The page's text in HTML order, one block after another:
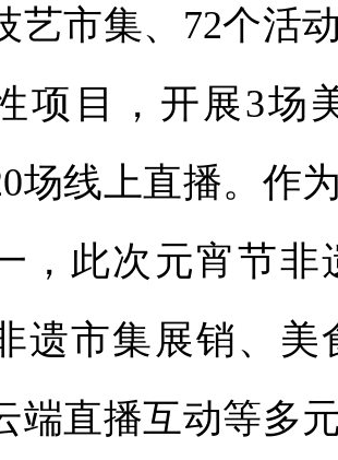
艺市集、72个活
项目，开展3场
场线上直播。作
，此次元宵节
遗市集展销、
端直播互动等多